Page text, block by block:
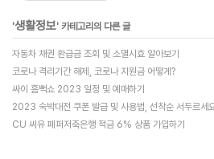
'생활정보' 카테고리의 다른 글
자동차 채권 환급금 조회 및 소멸시효 알아보기
코로나 격리기간 해제, 코로나 지원금 어떻게?
싸이 흠뻑쇼 2023 일정 및 예매하기
2023 숙박대전 쿠폰 발급 및 사용법, 선착순 서두르세
CU 씨유 페퍼저축은행 적금 6% 상품 가입하기